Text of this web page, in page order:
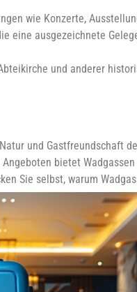
wie Konzerte,
eine ausgezeichnete
und anderer
und Gastfreundschaft
bietet
Sie selbst, warum